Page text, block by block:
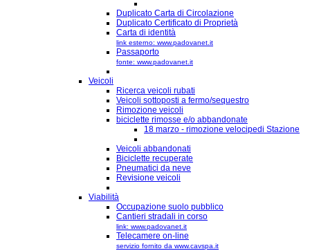
Duplicato Carta di Circolazione
Duplicato Certificato di Proprietà
Carta di identità
link esterno: www.padovanet.it
Passaporto
fonte: www.padovanet.it
Veicoli
Ricerca veicoli rubati
Veicoli sottoposti a fermo/sequestro
Rimozione veicoli
biciclette rimosse e/o abbandonate
18 marzo - rimozione velocipedi Stazione
Veicoli abbandonati
Biciclette recuperate
Pneumatici da neve
Revisione veicoli
Viabilità
Occupazione suolo pubblico
Cantieri stradali in corso
link: www.padovanet.it
Telecamere on-line
servizio fornito da www.cavspa.it